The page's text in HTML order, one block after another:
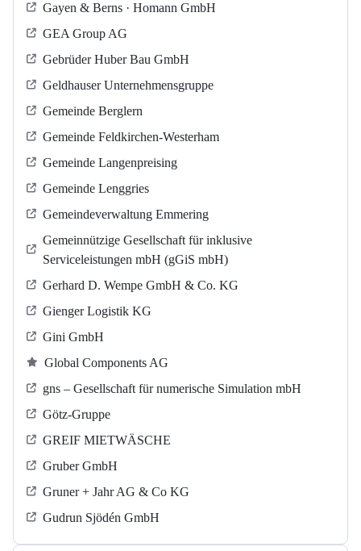
Gayen & Berns · Homann GmbH
GEA Group AG
Gebrüder Huber Bau GmbH
Geldhauser Unternehmensgruppe
Gemeinde Berglern
Gemeinde Feldkirchen-Westerham
Gemeinde Langenpreising
Gemeinde Lenggries
Gemeindeverwaltung Emmering
Gemeinnützige Gesellschaft für inklusive
Serviceleistungen mbH (gGiS mbH)
Gerhard D. Wempe GmbH & Co. KG
Gienger Logistik KG
Gini GmbH
Global Components AG
gns – Gesellschaft für numerische Simulation mbH
Götz-Gruppe
GREIF MIETWÄSCHE
Gruber GmbH
Gruner + Jahr AG & Co KG
Gudrun Sjödén GmbH